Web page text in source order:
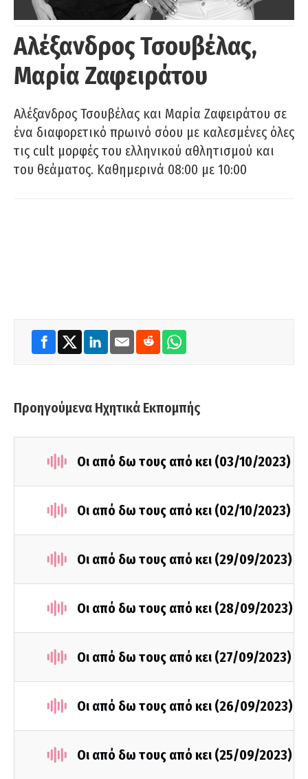
Αλέξανδρος Τσουβέλας,
Μαρία Ζαφειράτου
Αλέξανδρος Τσουβέλας και Μαρία Ζαφειράτου σε
ένα διαφορετικό πρωινό σόου με καλεσμένες όλες
τις cult μορφές του ελληνικού αθλητισμού και
του θεάματος. Καθημερινά 08:00 με 10:00
Προηγούμενα Ηχητικά Εκπομπής
Οι από δω τους από κει (03/10/2023)
Οι από δω τους από κει (02/10/2023)
Οι από δω τους από κει (29/09/2023)
Οι από δω τους από κει (28/09/2023)
Οι από δω τους από κει (27/09/2023)
Οι από δω τους από κει (26/09/2023)
Οι από δω τους από κει (25/09/2023)